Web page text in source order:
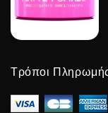
Τρόποι